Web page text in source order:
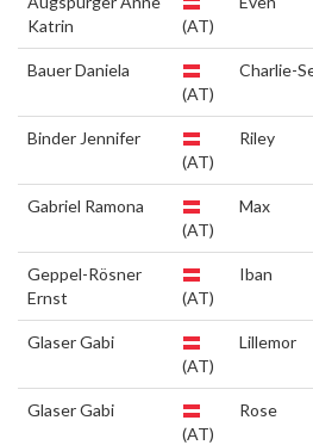
Katrin
(AT)
Bauer Daniela
(AT)
Charlie-
Binder Jennifer
(AT)
Riley
Gabriel Ramona
(AT)
Max
Geppel-Rösner
Ernst
(AT)
Iban
Glaser Gabi
(AT)
Lillemor
Glaser Gabi
(AT)
Rose